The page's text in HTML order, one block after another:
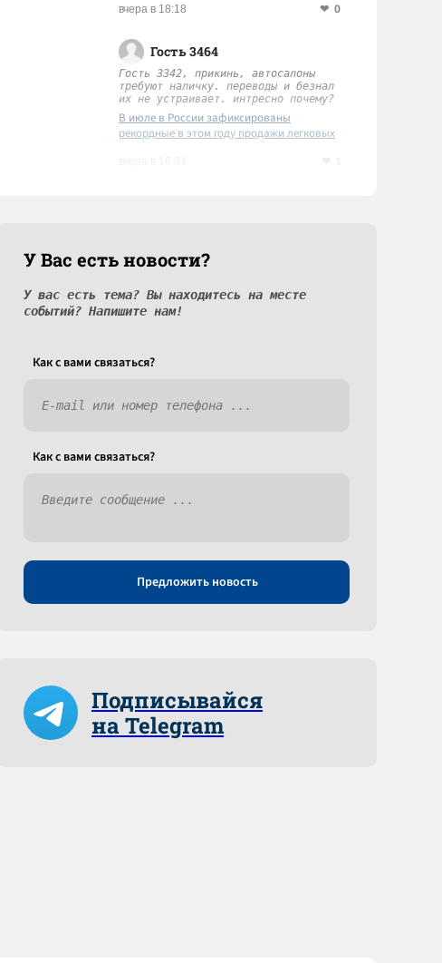
вчера в 18:18 0
Гость 3464
Гость 3342, прикинь, автосалоны
требуют наличку. переводы и безнал
их не устраивает. интресно почему?
В июле в России зафиксированы
рекордные в этом году продажи легковых
У Вас есть новости?
У вас есть тема? Вы находитесь на месте
событий? Напишите нам!
Как c вами связаться?
Как c вами связаться?
Предложить новость
Подписывайся
на Telegram